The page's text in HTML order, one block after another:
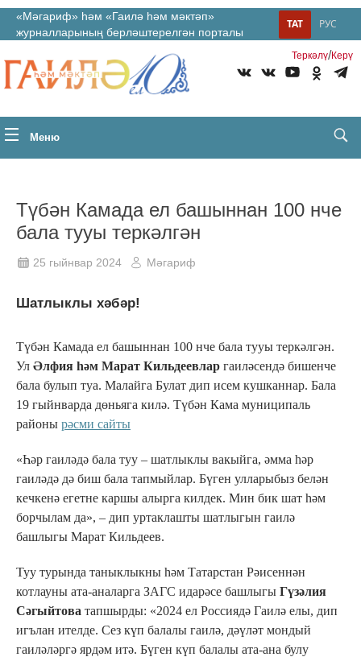
«Мәгариф» һәм «Гаилә һәм мәктәп»
журналларының берләштерелгән порталы
РУС
ТАТ
Теркəлү/Керү
Меню
Түбән Камада ел башыннан 100 нче
бала тууы теркәлгән
25 гыйнвар 2024 Мәгариф
Шатлыклы хәбәр!
Түбән Камада ел башыннан 100 нче бала тууы теркәлгән.
Ул Әлфия һәм Марат Кильдеевлар гаиләсендә бишенче
бала булып туа. Малайга Булат дип исем кушканнар. Бала
19 гыйнварда дөньяга килә. Түбән Кама муниципаль
районы рәсми сайты
«Һәр гаиләдә бала туу – шатлыклы вакыйга, әмма һәр
гаиләдә дә биш бала тапмыйлар. Бүген улларыбыз белән
кечкенә егетне каршы алырга килдек. Мин бик шат һәм
борчылам да», – дип уртаклашты шатлыгын гаилә
башлыгы Марат Кильдеев.
Туу турында таныклыкны һәм Татарстан Рәисеннән
котлауны ата-аналарга ЗАГС идарәсе башлыгы Гүзәлия
Сәгыйтова тапшырды: «2024 ел Россиядә Гаилә елы, дип
игълан ителде. Сез күп балалы гаилә, дәүләт мондый
гаиләләргә ярдәм итә. Бүген күп балалы ата-ана булу